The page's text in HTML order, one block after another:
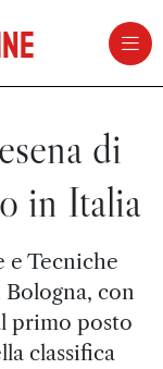
di
in Italia
e Tecniche
con
primo posto
classifica